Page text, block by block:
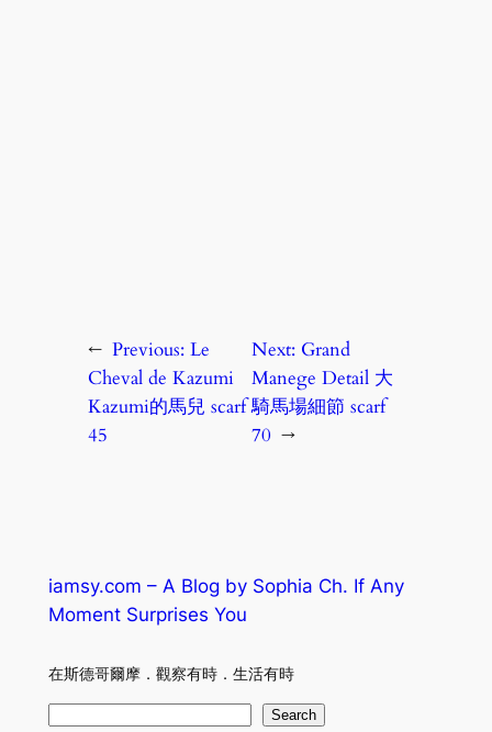
← Previous: Le
Cheval de Kazumi
Kazumi的馬兒 scarf
45
Next: Grand
Manege Detail 大
騎馬場細節 scarf
70 →
iamsy.com – A Blog by Sophia Ch. If Any
Moment Surprises You
在斯德哥爾摩．觀察有時．生活有時
Search